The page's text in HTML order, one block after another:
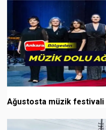
Ağustosta müzik festivali